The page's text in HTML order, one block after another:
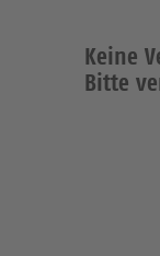
Keine
Bitte